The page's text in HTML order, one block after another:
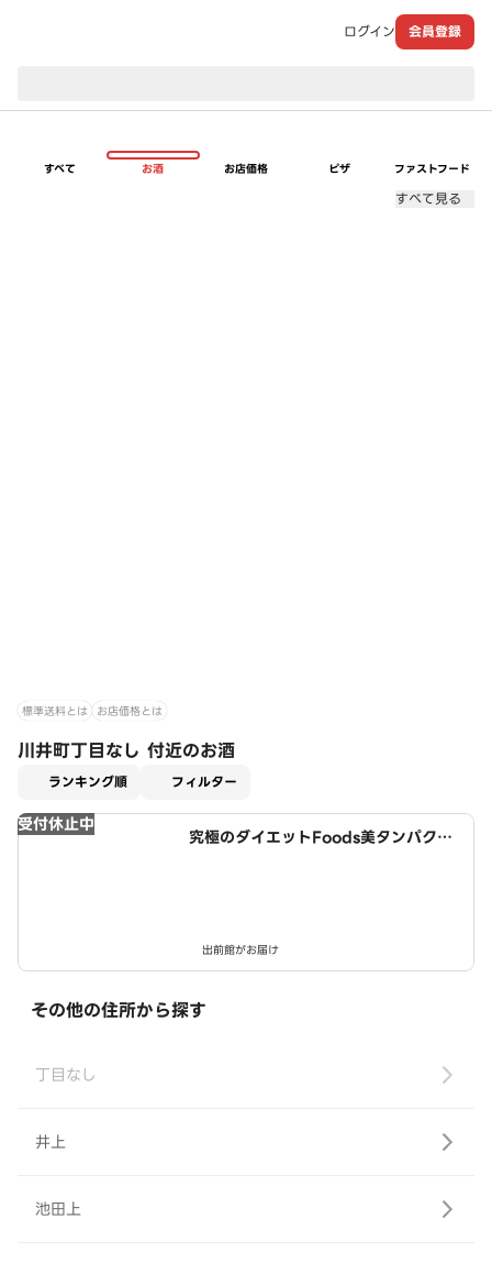
ログイン 会員登録
すべて お酒 お店価格 ピザ ファストフード
すべて見る
標準送料とは お店価格とは
川井町丁目なし 付近のお酒
ランキング順 フィルター
受付休止中
究極のダイエットFoods美タンパクラ
出前館がお届け
その他の住所から探す
丁目なし
井上
池田上